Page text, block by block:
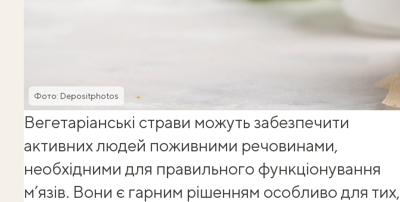
Фото: Depositphotos
Вегетаріанські страви можуть забезпечити
активних людей поживними речовинами,
необхідними для правильного функціонування
м’язів. Вони є гарним рішенням особливо для тих,